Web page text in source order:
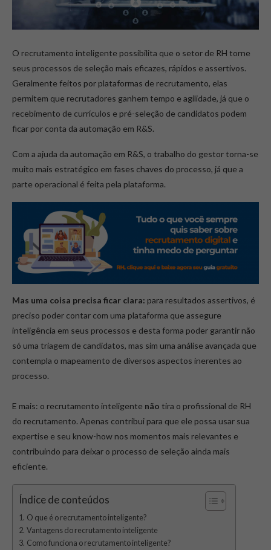
O recrutamento inteligente possibilita que o setor de RH torne
seus processos de seleção mais eficazes, rápidos e assertivos.
Geralmente feitos por plataformas de recrutamento, elas
permitem que recrutadores ganhem tempo e agilidade, já que o
recebimento de currículos e pré-seleção de candidatos podem
ficar por conta da automação em R&S.
Com a ajuda da automação em R&S, o trabalho do gestor torna-se
muito mais estratégico em fases chaves do processo, já que a
parte operacional é feita pela plataforma.
Mas uma coisa precisa ficar clara: para resultados assertivos, é
preciso poder contar com uma plataforma que assegure
inteligência em seus processos e desta forma poder garantir não
só uma triagem de candidatos, mas sim uma análise avançada que
contempla o mapeamento de diversos aspectos inerentes ao
processo.
E mais: o recrutamento inteligente não tira o profissional de RH
do recrutamento. Apenas contribui para que ele possa usar sua
expertise e seu know-how nos momentos mais relevantes e
contribuindo para deixar o processo de seleção ainda mais
eficiente.
Índice de conteúdos
O que é o recrutamento inteligente?
Vantagens do recrutamento inteligente
Como funciona o recrutamento inteligente?